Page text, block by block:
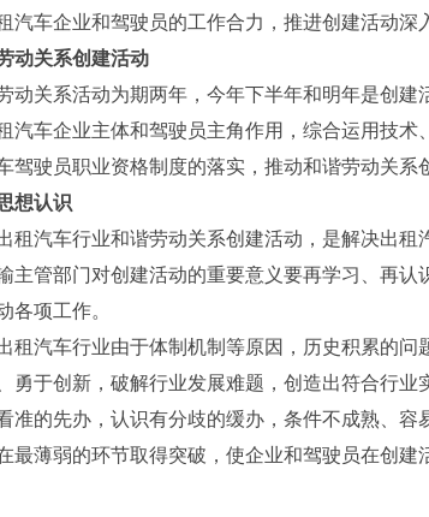
汽车企业和驾驶员的工作合力，推进创建活动深
动关系创建活动
动关系活动为期两年，今年下半年和明年是创
汽车企业主体和驾驶员主角作用，综合运用技
驾驶员职业资格制度的落实，推动和谐劳动关系
想认识
租汽车行业和谐劳动关系创建活动，是解决出
主管部门对创建活动的重要意义要再学习、再
项工作。
租汽车行业由于体制机制等原因，历史积累的
勇于创新，破解行业发展难题，创造出符合行
准的先办，认识有分歧的缓办，条件不成熟、
最薄弱的环节取得突破，使企业和驾驶员在创